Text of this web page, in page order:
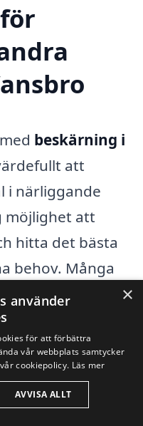
beskärning i
att
i närliggande
möjlighet att
hitta det bästa
behov. Många
Rättvik och
sina egna
vilket kan ge
×
använder
för att förbättra
vår webbplats samtycker
cookiepolicy. Läs mer
AVVISA ALLT